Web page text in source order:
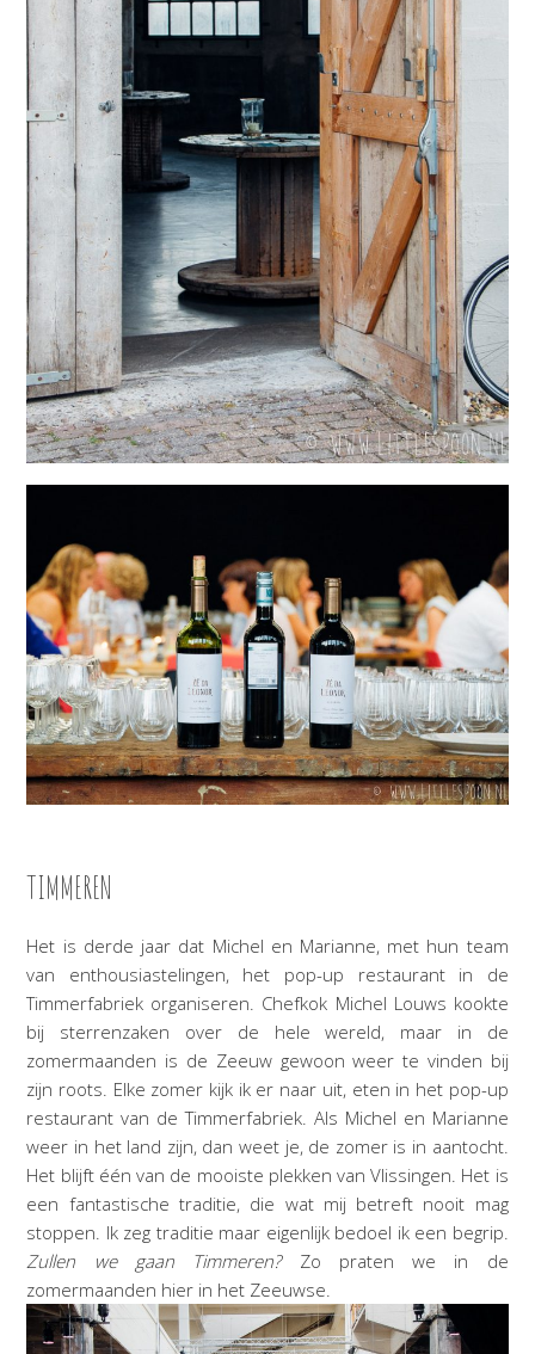
TIMMEREN
Het is derde jaar dat Michel en Marianne, met hun team
van enthousiastelingen, het pop-up restaurant in de
Timmerfabriek organiseren. Chefkok Michel Louws kookte
bij sterrenzaken over de hele wereld, maar in de
zomermaanden is de Zeeuw gewoon weer te vinden bij
zijn roots. Elke zomer kijk ik er naar uit, eten in het pop-up
restaurant van de Timmerfabriek. Als Michel en Marianne
weer in het land zijn, dan weet je, de zomer is in aantocht.
Het blijft één van de mooiste plekken van Vlissingen. Het is
een fantastische traditie, die wat mij betreft nooit mag
stoppen. Ik zeg traditie maar eigenlijk bedoel ik een begrip.
Zullen we gaan Timmeren?Zo praten we in de
zomermaanden hier in het Zeeuwse.